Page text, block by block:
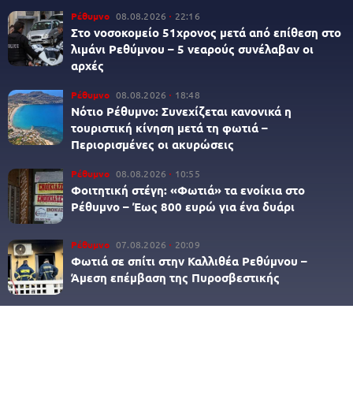
Ρέθυμνο 08.08.2026 22:16
Στο νοσοκομείο 51χρονος μετά από επίθεση στο
λιμάνι Ρεθύμνου – 5 νεαρούς συνέλαβαν οι
αρχές
Ρέθυμνο 08.08.2026 18:48
Νότιο Ρέθυμνο: Συνεχίζεται κανονικά η
τουριστική κίνηση μετά τη φωτιά –
Περιορισμένες οι ακυρώσεις
Ρέθυμνο 08.08.2026 10:55
Φοιτητική στέγη: «Φωτιά» τα ενοίκια στο
Ρέθυμνο – Έως 800 ευρώ για ένα δυάρι
Ρέθυμνο 07.08.2026 20:09
Φωτιά σε σπίτι στην Καλλιθέα Ρεθύμνου –
Άμεση επέμβαση της Πυροσβεστικής